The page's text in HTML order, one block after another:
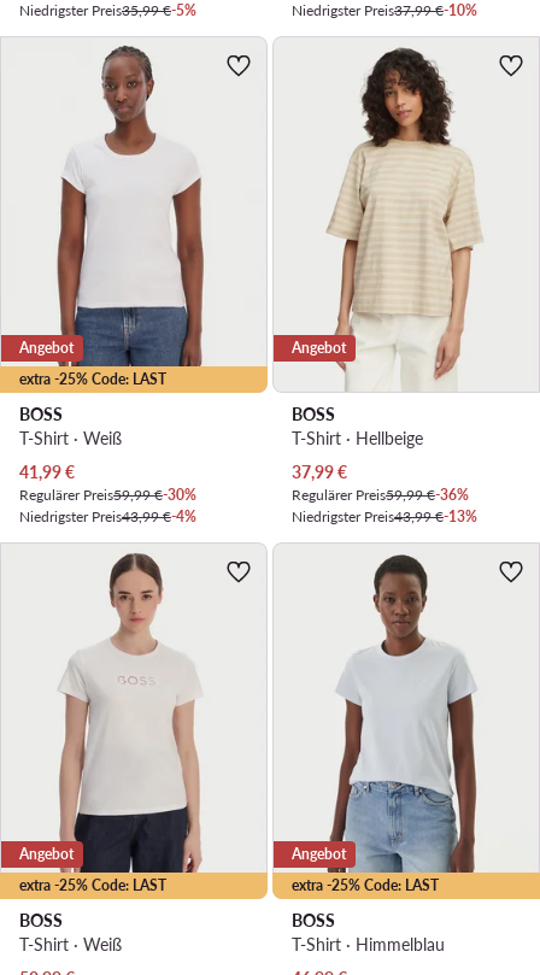
Niedrigster Preis35,99 €-5%
Niedrigster Preis37,99 €-10%
extra -25% Code: LAST
Angebot
BOSS
T-Shirt · Weiß
Aktueller Preis
41,99€
Regulärer Preis59,99 €-30%
Niedrigster Preis43,99 €-4%
Angebot
BOSS
T-Shirt · Hellbeige
Aktueller Preis
37,99€
Regulärer Preis59,99 €-36%
Niedrigster Preis43,99 €-13%
extra -25% Code: LAST
Angebot
BOSS
T-Shirt · Weiß
extra -25% Code: LAST
Angebot
BOSS
T-Shirt · Himmelblau